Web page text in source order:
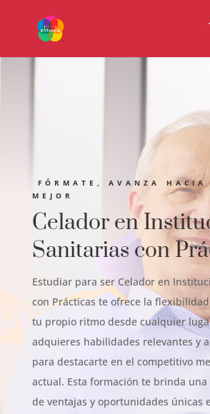
FÓRMATE, AVANZA HACIA
MEJOR
Celador en
Sanitarias con
Estudiar para ser Celador en
con Prácticas te ofrece la
tu propio ritmo desde cualquier
adquieres habilidades relevantes y
para destacarte en el competitivo
actual. Esta formación te brinda una
de ventajas y oportunidades únicas